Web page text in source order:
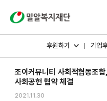
후원하기 기업
조이커뮤니티 사회적협동조
사회공헌 협약 체결
2021.11.30